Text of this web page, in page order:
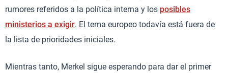
rumores referidos a la política interna y los posibles
ministerios a exigir. El tema europeo todavía está fuera de
la lista de prioridades iniciales.
Mientras tanto, Merkel sigue esperando para dar el primer